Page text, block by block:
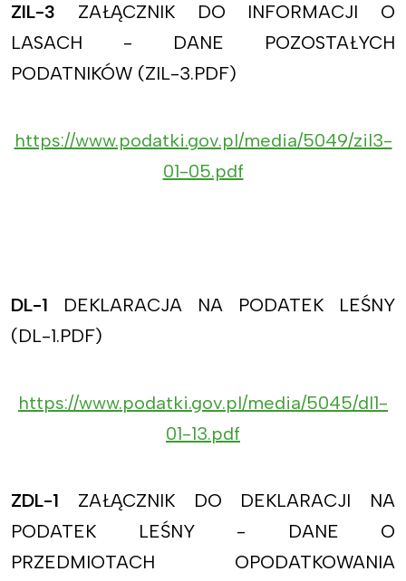
ZIL-3 ZAŁĄCZNIK DO INFORMACJI O
LASACH - DANE POZOSTAŁYCH
PODATNIKÓW (ZIL-3.PDF)
https://www.podatki.gov.pl/media/5049/zil3-
01-05.pdf
DL-1 DEKLARACJA NA PODATEK LEŚNY
(DL-1.PDF)
https://www.podatki.gov.pl/media/5045/dl1-
01-13.pdf
ZDL-1 ZAŁĄCZNIK DO DEKLARACJI NA
PODATEK LEŚNY - DANE O
PRZEDMIOTACH OPODATKOWANIA